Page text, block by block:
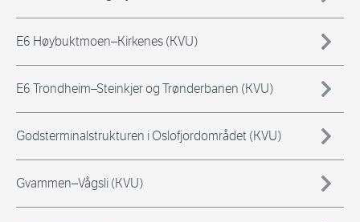
E6 Høybuktmoen–Kirkenes (KVU)
E6 Trondheim–Steinkjer og Trønderbanen (KVU)
Godsterminalstrukturen i Oslofjordområdet (KVU)
Gvammen–Vågsli (KVU)